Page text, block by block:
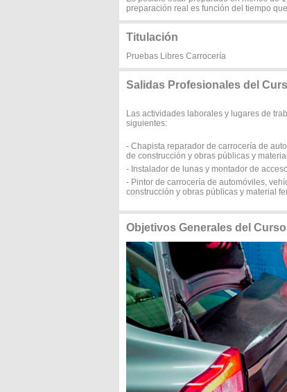
preparación real es función del tiempo
Titulación
Pruebas Libres Carrocería
Salidas Profesionales del
Las actividades laborales y lugares de
siguientes:
- Chapista reparador de carrocería de
de construcción y obras públicas y
- Instalador de lunas y montador de
- Pintor de carrocería de automóviles,
construcción y obras públicas y material
Objetivos Generales del